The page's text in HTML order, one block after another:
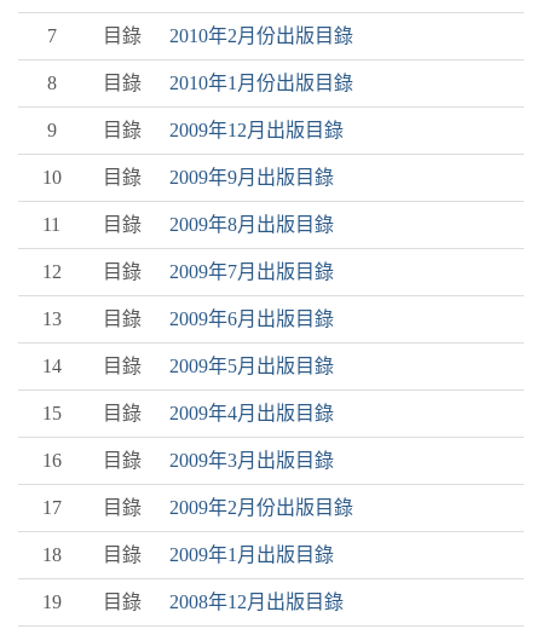
7 目錄 2010年2月份出版目錄
8 目錄 2010年1月份出版目錄
9 目錄 2009年12月出版目錄
10 目錄 2009年9月出版目錄
11 目錄 2009年8月出版目錄
12 目錄 2009年7月出版目錄
13 目錄 2009年6月出版目錄
14 目錄 2009年5月出版目錄
15 目錄 2009年4月出版目錄
16 目錄 2009年3月出版目錄
17 目錄 2009年2月份出版目錄
18 目錄 2009年1月出版目錄
19 目錄 2008年12月出版目錄